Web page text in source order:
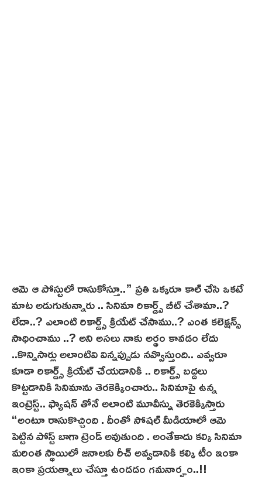
ఆమె ఆ పోస్టులో రాసుకోస్తూ..” ప్రతి ఒక్కరూ కాల్ చేసి ఒకటే
మాట అడుగుతున్నారు .. సినిమా రికార్డ్స్ బీట్ చేశామా..?
లేదా..? ఎలాంటి రికార్డ్స్ క్రియేట్ చేసాము..? ఎంత కలెక్షన్స్
సాధించాము ..? అని అసలు నాకు అర్థం కావడం లేదు
..కొన్నిసార్లు అలాంటివి విన్నప్పుడు నవ్వొస్తుంది.. ఎవ్వరూ
కూడా రికార్డ్స్ క్రియేట్ చేయడానికి .. రికార్డ్స్ బద్దలు
కొట్టడానికి సినిమాను తెరకెక్కించారు.. సినిమాపై ఉన్న
ఇంట్రెస్ట్.. ఫ్యాషన్ తోనే అలాంటి మూవీస్ను తెరకెక్కిస్తారు
“అంటూ రాసుకొచ్చింది . దీంతో సోషల్ మీడియాలో ఆమె
పెట్టిన పోస్ట్ బాగా ట్రెండ్ అవుతుంది . అంతేకాదు కల్కి సినిమా
మరింత స్థాయిలో జనాలకు రీచ్ అవ్వడానికి కల్కి టీం ఇంకా
ఇంకా ప్రయత్నాలు చేస్తూ ఉండడం గమనార్హం..!!